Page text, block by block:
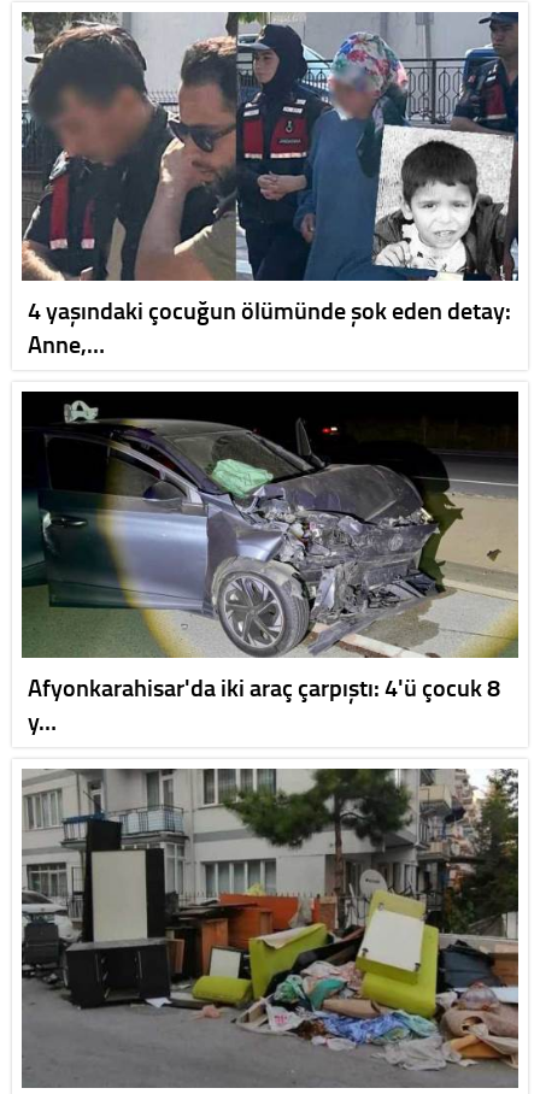
4 yaşındaki çocuğun ölümünde şok eden detay:
Anne,…
Afyonkarahisar'da iki araç çarpıştı: 4'ü çocuk 8
y…